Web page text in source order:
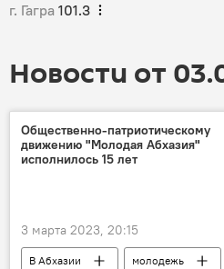
г. Гагра 101.3
Новости от
Общественно-патриотическому
движению "Молодая Абхазия"
исполнилось 15 лет
3 марта 2023, 20:15
В Абхазии молодежь